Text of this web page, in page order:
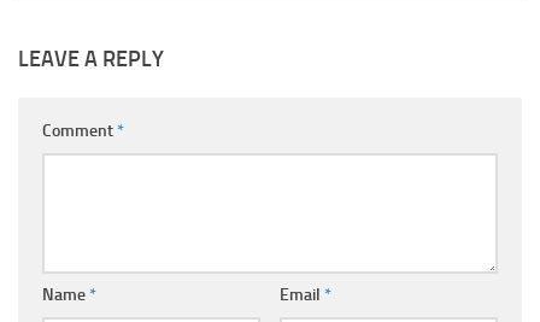
LEAVE A REPLY
Comment*
Name* Email *